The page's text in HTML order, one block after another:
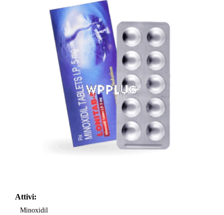
Attivi:
Minoxidil